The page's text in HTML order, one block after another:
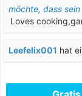
möchte, dass
Loves
Leefelix001 hat